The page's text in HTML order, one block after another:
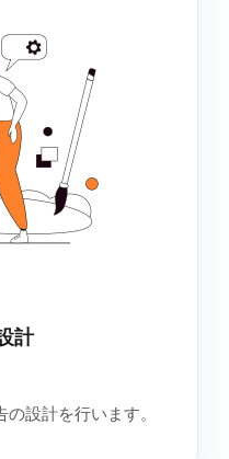
計
設計を行います。